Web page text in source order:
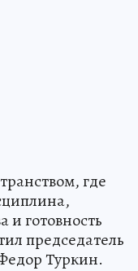
где
и готовность
председатель
Туркин.